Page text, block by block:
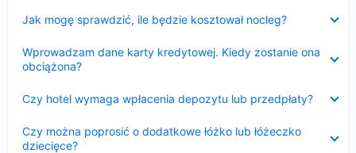
Jak mogę sprawdzić, ile będzie kosztował nocleg?
Wprowadzam dane karty kredytowej. Kiedy zostanie ona
obciążona?
Czy hotel wymaga wpłacenia depozytu lub przedpłaty?
Czy można poprosić o dodatkowe łóżko lub łóżeczko
dziecięce?